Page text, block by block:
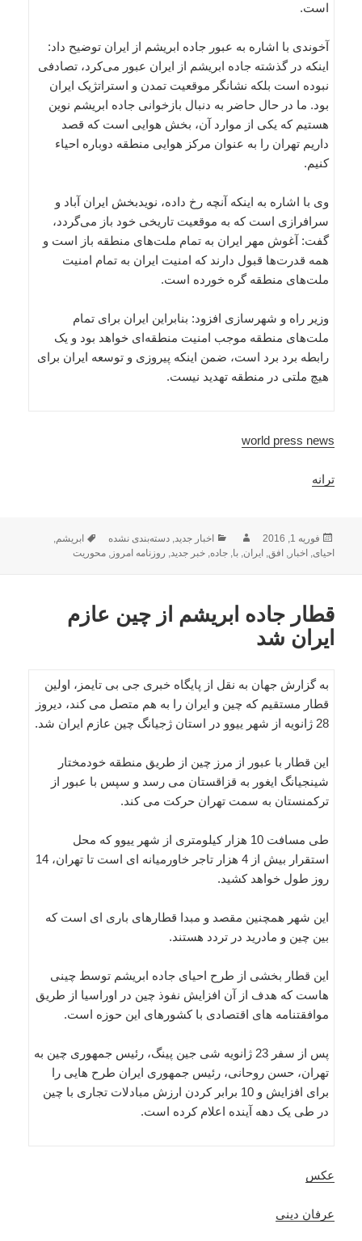
است.
آخوندی با اشاره به عبور جاده ابریشم از ایران توضیح داد:
اینکه در گذشته جاده ابریشم از ایران عبور می‌کرد، تصادفی
نبوده است بلکه نشانگر موقعیت تمدن و استراتژیک ایران
بود. ما در حال حاضر به دنبال بازخوانی جاده ابریشم نوین
هستیم که یکی از موارد آن، بخش هوایی است که قصد
داریم تهران را به عنوان مرکز هوایی منطقه دوباره احیاء
کنیم.
وی با اشاره به اینکه آنچه رخ داده، نویدبخش ایران آباد و
سرافرازی است که به موقعیت تاریخی خود باز می‌گردد،
گفت: آغوش مهر ایران به تمام ملت‌های منطقه باز است و
همه قدرت‌ها قبول دارند که امنیت ایران به تمام امنیت
ملت‌های منطقه گره خورده است.
وزیر راه و شهرسازی افزود: بنابراین ایران برای تمام
ملت‌های منطقه موجب امنیت منطقه‌ای خواهد بود و یک
رابطه برد برد است، ضمن اینکه پیروزی و توسعه ایران برای
هیچ ملتی در منطقه تهدید نیست.
world press news
ترانه
ارسال
شده
فوریه 1, 2016 نویسندهدسته‌ها
اخبار جدید,دسته‌بندی نشده برچسب‌ها
ابریشم,
احیای, اخبار, افق, ایران,با,جاده,خبر جدید, روزنامه امروز,محوریت
قطار جاده ابریشم از چین عازم
ایران شد
به گزارش جهان به نقل از پایگاه خبری جی بی تایمز، اولین
قطار مستقیم که چین و ایران را به هم متصل می کند، دیروز
28 ژانویه از شهر ییوو در استان ژجیانگ چین عازم ایران شد.
این قطار با عبور از مرز چین از طریق منطقه خودمختار
شینجیانگ ایغور به قزاقستان می رسد و سپس با عبور از
ترکمنستان به سمت تهران حرکت می کند.
طی مسافت 10 هزار کیلومتری از شهر ییوو که محل
استقرار بیش از 4 هزار تاجر خاورمیانه ای است تا تهران، 14
روز طول خواهد کشید.
این شهر همچنین مقصد و مبدا قطارهای باری ای است که
بین چین و مادرید در تردد هستند.
این قطار بخشی از طرح احیای جاده ابریشم توسط چینی
هاست که هدف از آن افزایش نفوذ چین در اوراسیا از طریق
موافقتنامه های اقتصادی با کشورهای این حوزه است.
پس از سفر 23 ژانویه شی جین پینگ، رئیس جمهوری چین به
تهران، حسن روحانی، رئیس جمهوری ایران طرح هایی را
برای افزایش و 10 برابر کردن ارزش مبادلات تجاری با چین
در طی یک دهه آینده اعلام کرده است.
عکس
عرفان دینی